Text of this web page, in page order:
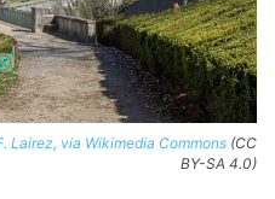
Lairez, via Wikimedia Commons (CC
BY-SA 4.0)